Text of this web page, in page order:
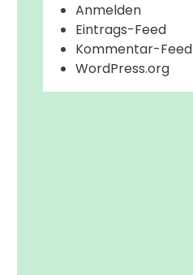
Anmelden
Eintrags-Feed
Kommentar-Feed
WordPress.org